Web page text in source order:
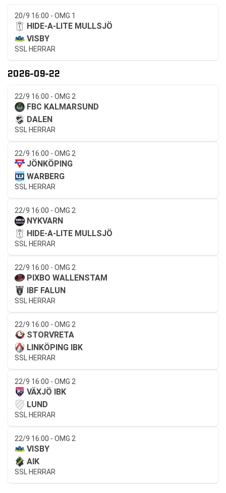
20/9 16:00 - OMG 1
HIDE-A-LITE MULLSJÖ
VISBY
SSL HERRAR
2026-09-22
22/9 16:00 - OMG 2
FBC KALMARSUND
DALEN
SSL HERRAR
22/9 16:00 - OMG 2
JÖNKÖPING
WARBERG
SSL HERRAR
22/9 16:00 - OMG 2
NYKVARN
HIDE-A-LITE MULLSJÖ
SSL HERRAR
22/9 16:00 - OMG 2
PIXBO WALLENSTAM
IBF FALUN
SSL HERRAR
22/9 16:00 - OMG 2
STORVRETA
LINKÖPING IBK
SSL HERRAR
22/9 16:00 - OMG 2
VÄXJÖ IBK
LUND
SSL HERRAR
22/9 16:00 - OMG 2
VISBY
AIK
SSL HERRAR